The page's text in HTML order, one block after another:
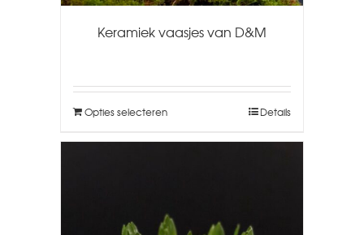
Keramiek vaasjes van D&M
Opties selecteren Details